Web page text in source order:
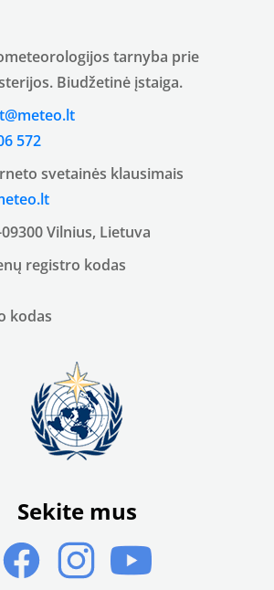
tarnyba prie
Biudžetinė įstaiga.
572
svetainės klausimais
Vilnius, Lietuva
registro kodas
kodas
Sekite mus